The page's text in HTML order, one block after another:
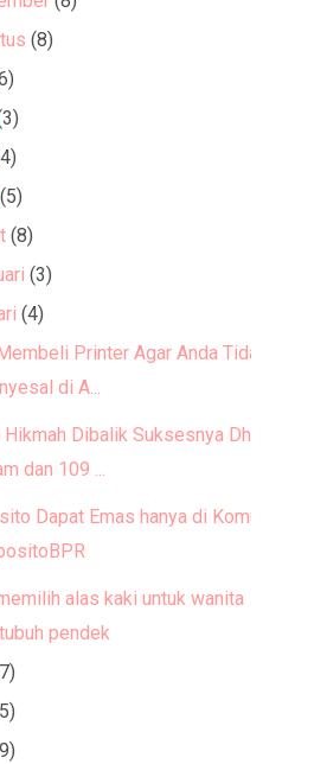
(8)
(5)
(8)
(3)
(4)
Printer Agar Anda Tidak
di A...
Dibalik Suksesnya Dhafi
dan 109 ...
Dapat Emas hanya di Komunal
alas kaki untuk wanita
pendek